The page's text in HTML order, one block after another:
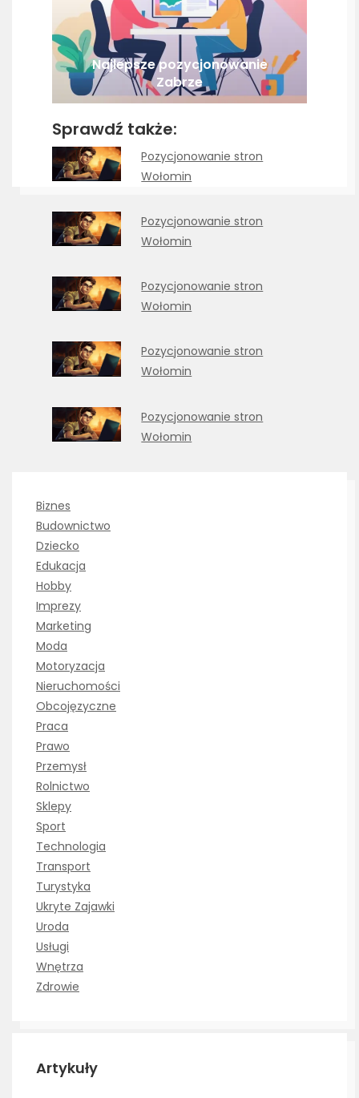
Najlepsze pozycjonowanie
Zabrze
Sprawdź także:
Pozycjonowanie stron
Wołomin
Pozycjonowanie stron
Wołomin
Pozycjonowanie stron
Wołomin
Pozycjonowanie stron
Wołomin
Pozycjonowanie stron
Wołomin
Biznes
Budownictwo
Dziecko
Edukacja
Hobby
Imprezy
Marketing
Moda
Motoryzacja
Nieruchomości
Obcojęzyczne
Praca
Prawo
Przemysł
Rolnictwo
Sklepy
Sport
Technologia
Transport
Turystyka
Ukryte Zajawki
Uroda
Usługi
Wnętrza
Zdrowie
Artykuły